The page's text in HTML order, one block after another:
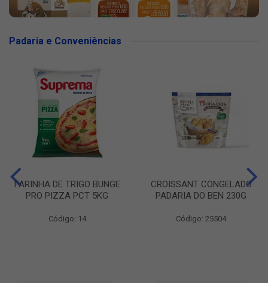
Padaria e Conveniências
FARINHA DE TRIGO BUNGE
PRO PIZZA PCT 5KG
Código: 14
CROISSANT CONGELADO
PADARIA DO BEN 230G
Código: 25504